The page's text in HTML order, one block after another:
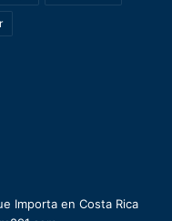
Importa en Costa Rica